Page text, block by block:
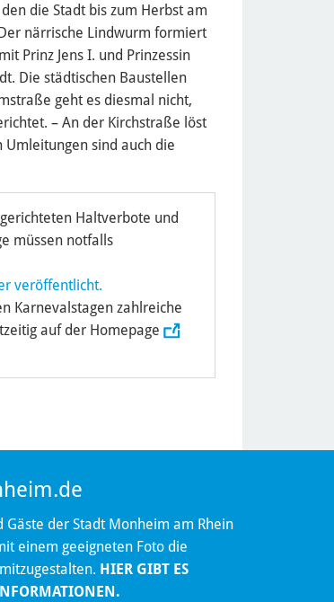
die Stadt bis zum Herbst am
närrische Lindwurm formiert
Prinz Jens I. und Prinzessin
Die städtischen Baustellen
geht es diesmal nicht,
– An der Kirchstraße löst
sind auch die
Haltverbote und
müssen notfalls
veröffentlicht.
Karnevalstagen zahlreiche
auf der Homepage
Gäste der Stadt Monheim am Rhein
einem geeigneten Foto die
HIER GIBT ES